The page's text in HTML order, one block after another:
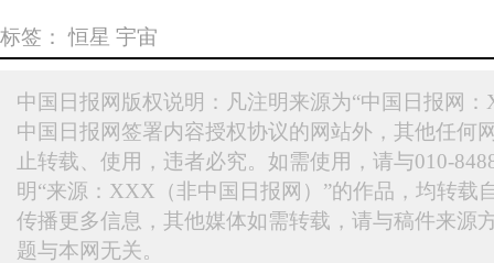
标签：恒星 宇宙
中国日报网版权说明：凡注明来源为“中国日报网
中国日报网签署内容授权协议的网站外，其他任何
止转载、使用，违者必究。如需使用，请与010-
明“来源：XXX（非中国日报网）”的作品，均转载
传播更多信息，其他媒体如需转载，请与稿件来源
题与本网无关。